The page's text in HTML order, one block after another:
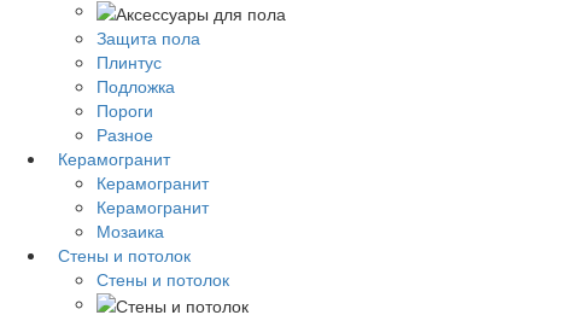
Защита пола
Плинтус
Подложка
Пороги
Разное
Керамогранит
Керамогранит
Керамогранит
Мозаика
Стены и потолок
Стены и потолок